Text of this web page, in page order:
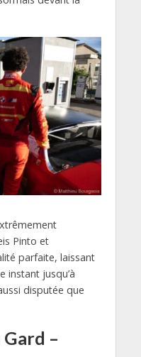
Pinto et
parfaite, laissant
instant jusqu’à
disputée que
–